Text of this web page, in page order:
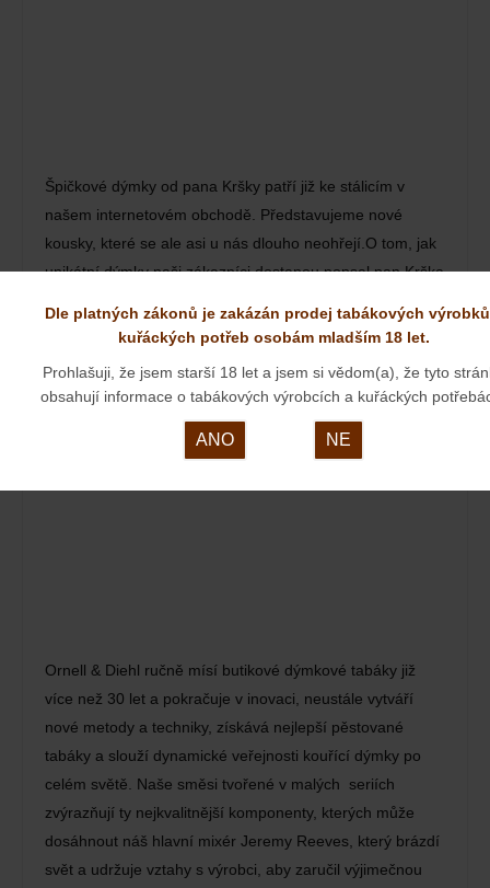
Špičkové dýmky od pana Kršky patří již ke stálicím v
našem internetovém obchodě. Představujeme nové
kousky, které se ale asi u nás dlouho neohřejí.O tom, jak
unikátní dýmky naši zákazníci dostanou popsal pan Krška
ORNELL& DIEHL
23. 03. 2024
Ornell & Diehl ručně mísí butikové dýmkové tabáky již
více než 30 let a pokračuje v inovaci, neustále vytváří
nové metody a techniky, získává nejlepší pěstované
tabáky a slouží dynamické veřejnosti kouřící dýmky po
celém světě. Naše směsi tvořené v malých seriích
zvýrazňují ty nejkvalitnější komponenty, kterých může
dosáhnout náš hlavní mixér Jeremy Reeves, který brázdí
svět a udržuje vztahy s výrobci, aby zaručil výjimečnou
Dle platných zákonů je zakázán prodej tabákových
kuřáckých potřeb osobám mladším 18 let.
Prohlašuji, že jsem starší 18 let a jsem si vědom(a), že tyto
obsahují informace o tabákových výrobcích a kuřáckých
ANO NE